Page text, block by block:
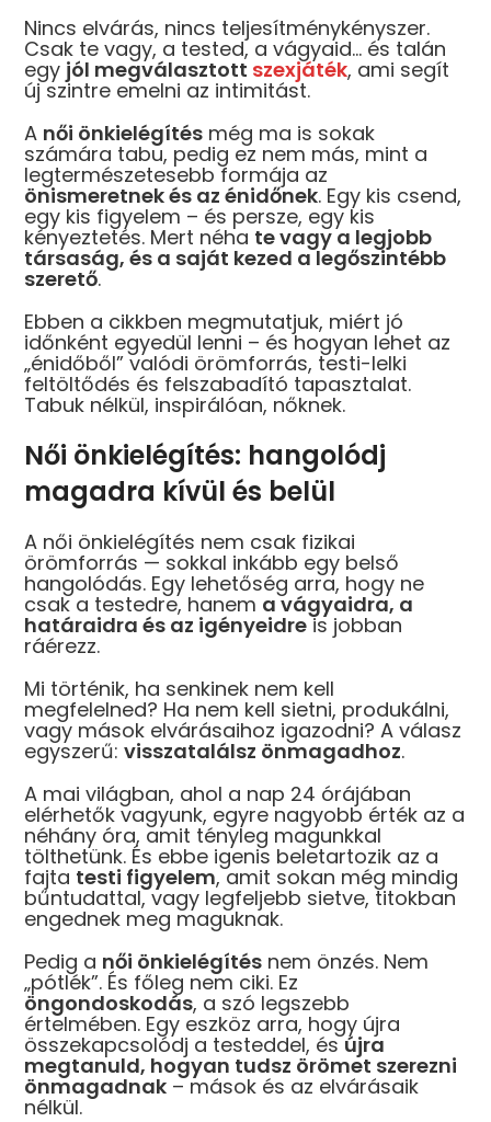
Nincs elvárás, nincs teljesítménykényszer.
Csak te vagy, a tested, a vágyaid… és talán
egy jól megválasztott szexjáték, ami segít
új szintre emelni az intimitást.
A női önkielégítés még ma is sokak
számára tabu, pedig ez nem más, mint a
legtermészetesebb formája az
önismeretnek és az énidőnek. Egy kis csend,
egy kis figyelem – és persze, egy kis
kényeztetés. Mert néha te vagy a legjobb
társaság, és a saját kezed a legőszintébb
szerető.
Ebben a cikkben megmutatjuk, miért jó
időnként egyedül lenni – és hogyan lehet az
„énidőből” valódi örömforrás, testi-lelki
feltöltődés és felszabadító tapasztalat.
Tabuk nélkül, inspirálóan, nőknek.
Női önkielégítés: hangolódj
magadra kívül és belül
A női önkielégítés nem csak fizikai
örömforrás — sokkal inkább egy belső
hangolódás. Egy lehetőség arra, hogy ne
csak a testedre, hanem a vágyaidra, a
határaidra és az igényeidreis jobban
ráérezz.
Mi történik, ha senkinek nem kell
megfelelned? Ha nem kell sietni, produkálni,
vagy mások elvárásaihoz igazodni? A válasz
egyszerű:visszatalálsz önmagadhoz.
A mai világban, ahol a nap 24 órájában
elérhetők vagyunk, egyre nagyobb érték az a
néhány óra, amit tényleg magunkkal
tölthetünk. És ebbe igenis beletartozik az a
fajta testi figyelem, amit sokan még mindig
bűntudattal, vagy legfeljebb sietve, titokban
engednek meg maguknak.
Pedig a női önkielégítés nem önzés. Nem
„pótlék”. És főleg nem ciki. Ez
öngondoskodás, a szó legszebb
értelmében. Egy eszköz arra, hogy újra
összekapcsolódj a testeddel, ésújra
megtanuld, hogyan tudsz örömet szerezni
önmagadnak – mások és az elvárásaik
nélkül.
–
Ft
KOSÁRBA
-30%
Fleshlight Riley
Reid –
Maszturbátor
795Ft
KOSÁRBA
-30%
Svakom Siren –
Akkus 2in1 forgó
795 Ft
KOSÁRBA
-30%
Hot
Dupla